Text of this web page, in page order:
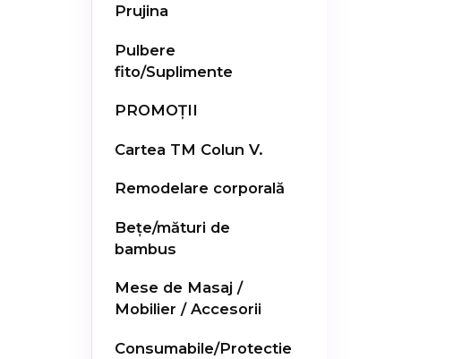
Prujina
Pulbere
fito/Suplimente
PROMOȚII
Cartea TM Colun V.
Remodelare corporală
Bețe/mături de
bambus
Mese de Masaj /
Mobilier / Accesorii
Consumabile/Protectie